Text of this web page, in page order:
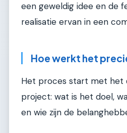
een geweldig idee en de
realisatie ervan in een
Hoe werkt het
Het proces start met het
project: wat is het doel,
en wie zijn de